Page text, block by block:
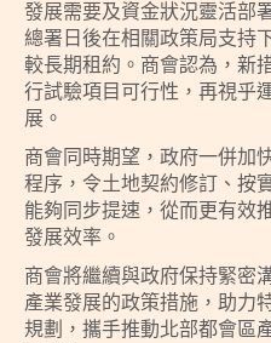
發展需要及資金狀況靈活部
總署日後在相關政策局支持
較長期租約。商會認為，新
行試驗項目可行性，再視乎
展。
商會同時期望，政府⼀併加
程序，令土地契約修訂、按
能夠同步提速，從而更有效
發展效率。
商會將繼續與政府保持緊密
產業發展的政策措施，助力
規劃，攜手推動北部都會區